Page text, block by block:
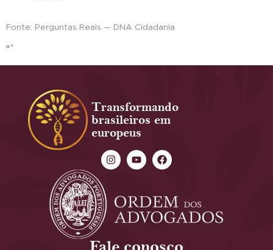
Fonte: Perguntas Reais — DNA Cidadania
“`
Transformando
brasileiros em
europeus